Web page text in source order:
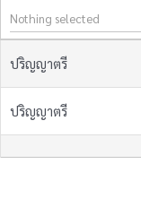
Nothing selected
ปริญญาตรี
ปริญญาตรี